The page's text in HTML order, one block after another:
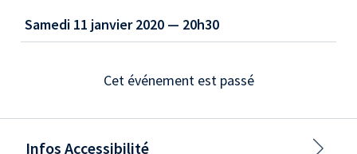
Samedi 11 janvier 2020 — 20h30
Cet événement est passé
Infos Accessibilité